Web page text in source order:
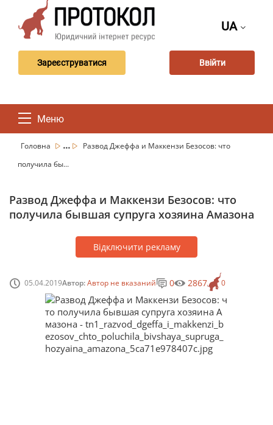
UA
Зареєструватися Ввійти
Меню
Головна ...
Развод Джеффа и Маккензи Безосов: что
получила бы...
Развод Джеффа и Маккензи Безосов: что
получила бывшая супруга хозяина Амазона
Відключити рекламу
05.04.2019Автор:Автор не вказаний 0
0 2867